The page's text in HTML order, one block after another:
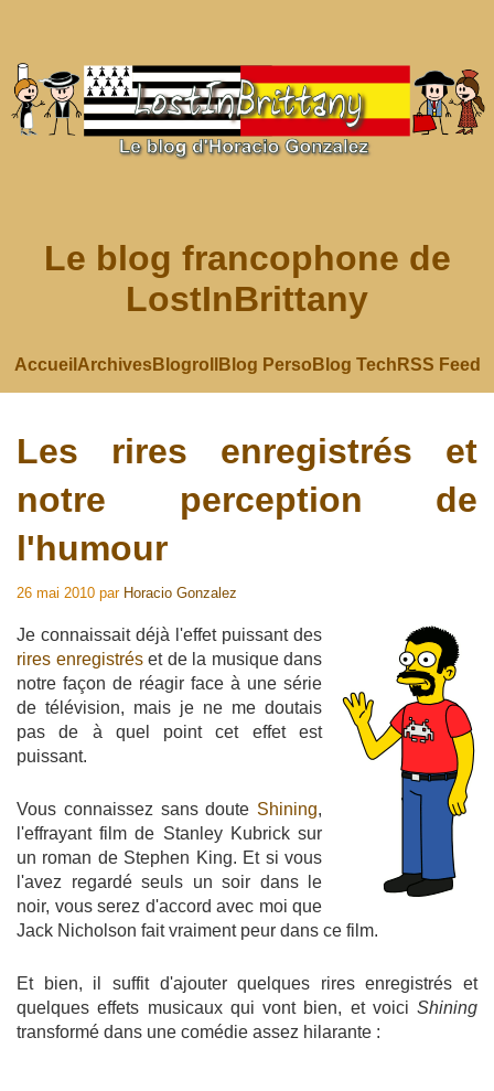
Le blog francophone de
LostInBrittany
Accueil ArchivesBlogroll Blog Perso Blog Tech RSS Feed
Les rires enregistrés et
notre perception de
l'humour
26 mai 2010 par Horacio Gonzalez
Je connaissait déjà l'effet puissant des
rires enregistréset de la musique dans
notre façon de réagir face à une série
de télévision, mais je ne me doutais
pas de à quel point cet effet est
puissant.
Vous connaissez sans doute Shining,
l'effrayant film de Stanley Kubrick sur
un roman de Stephen King. Et si vous
l'avez regardé seuls un soir dans le
noir, vous serez d'accord avec moi que
Jack Nicholson fait vraiment peur dans ce film.
Et bien, il suffit d'ajouter quelques rires enregistrés et
quelques effets musicaux qui vont bien, et voici Shining
transformé dans une comédie assez hilarante :